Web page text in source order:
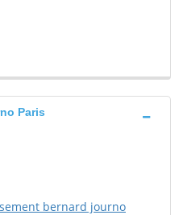
Paris
bernard journo